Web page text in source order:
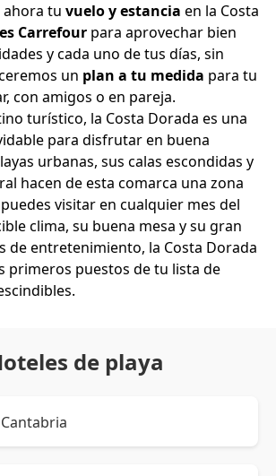
ahora tu vuelo y estancia en la Costa
Carrefour para aprovechar bien
y cada uno de tus días, sin
un plan a tu medida para tu
con amigos o en pareja.
turístico, la Costa Dorada es una
para disfrutar en buena
urbanas, sus calas escondidas y
hacen de esta comarca una zona
visitar en cualquier mes del
clima, su buena mesa y su gran
de entretenimiento, la Costa Dorada
primeros puestos de tu lista de
de playa